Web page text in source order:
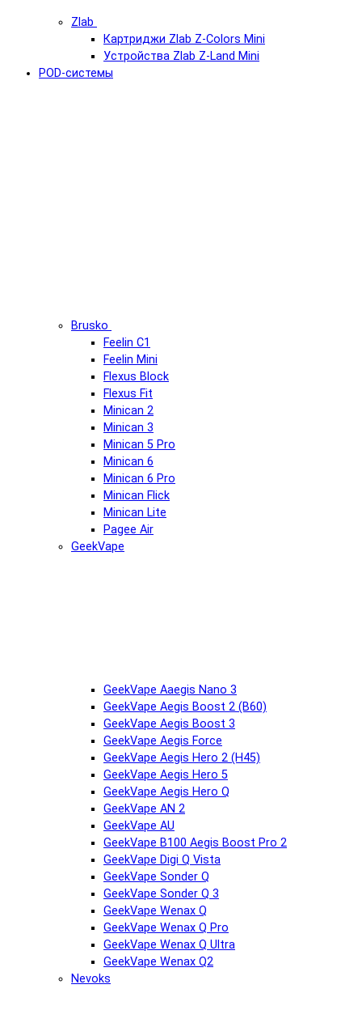
Zlab
Картриджи Zlab Z-Colors Mini
Устройства Zlab Z-Land Mini
POD-системы
Brusko
Feelin C1
Feelin Mini
Flexus Block
Flexus Fit
Minican 2
Minican 3
Minican 5 Pro
Minican 6
Minican 6 Pro
Minican Flick
Minican Lite
Pagee Air
GeekVape
GeekVape Aaegis Nano 3
GeekVape Aegis Boost 2 (B60)
GeekVape Aegis Boost 3
GeekVape Aegis Force
GeekVape Aegis Hero 2 (H45)
GeekVape Aegis Hero 5
GeekVape Aegis Hero Q
GeekVape AN 2
GeekVape AU
GeekVape B100 Aegis Boost Pro 2
GeekVape Digi Q Vista
GeekVape Sonder Q
GeekVape Sonder Q 3
GeekVape Wenax Q
GeekVape Wenax Q Pro
GeekVape Wenax Q Ultra
GeekVape Wenax Q2
Nevoks